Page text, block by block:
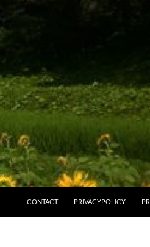
CONTACT
PRIVACYPOLICY